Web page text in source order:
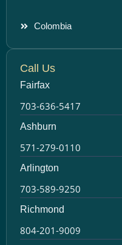
Colombia
Call Us
Fairfax
703-636-5417
Ashburn
571-279-0110
Arlington
703-589-9250
Richmond
804-201-9009